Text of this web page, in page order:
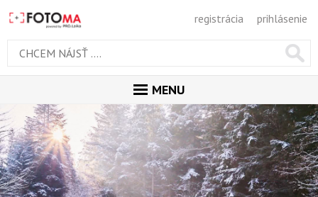
registrácia prihlásenie
MENU
ÚVOD
MAGAZÍN
GALÉRIA